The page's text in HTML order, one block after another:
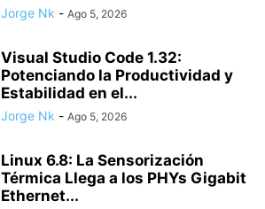
Jorge Nk - Ago 5, 2026
Visual Studio Code 1.32:
Potenciando la Productividad y
Estabilidad en el...
Jorge Nk - Ago 5, 2026
Linux 6.8: La Sensorización
Térmica Llega a los PHYs Gigabit
Ethernet...